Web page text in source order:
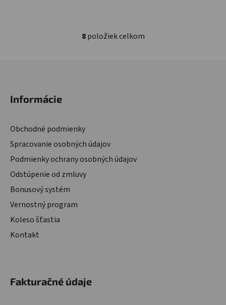
Ovládacie prvky výpisu
8položiek celkom
Informácie
Obchodné podmienky
Spracovanie osobných údajov
Podmienky ochrany osobných údajov
Odstúpenie od zmluvy
Bonusový systém
Vernostný program
Koleso šťastia
Kontakt
Fakturačné údaje